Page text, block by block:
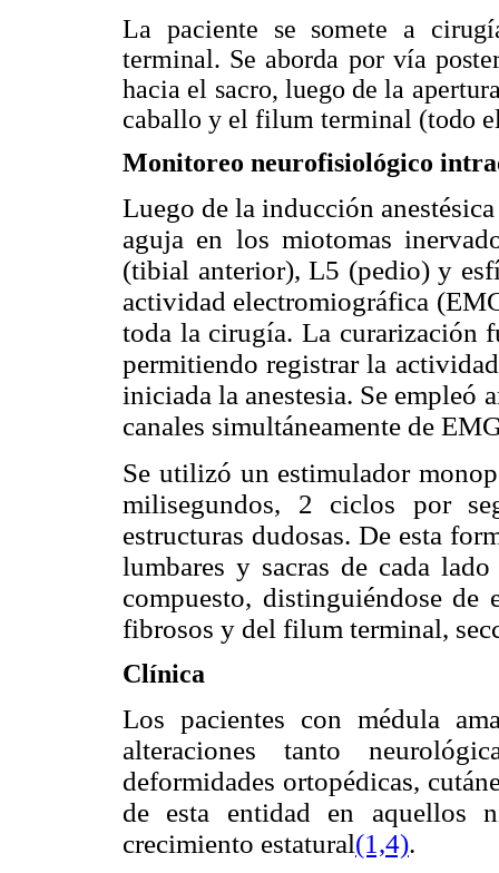
La paciente se somete a
terminal. Se aborda por vía
hacia el sacro, luego de la
caballo y el filum terminal (todo
Monitoreo neurofisiológico
Luego de la inducción
aguja en los miotomas
(tibial anterior), L5 (pedio) y
actividad electromiográfica
toda la cirugía. La curarización
permitiendo registrar la
iniciada la anestesia. Se empleó
canales simultáneamente de
Se utilizó un estimulador
milisegundos, 2 ciclos por
estructuras dudosas. De esta
lumbares y sacras de cada
compuesto, distinguiéndose de
fibrosos y del filum terminal,
Clínica
Los pacientes con médula
alteraciones tanto
deformidades ortopédicas,
de esta entidad en aquellos
crecimiento estatural(1,4).